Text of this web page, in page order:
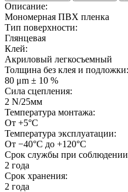
Описание:
Мономерная ПВХ пленка
Тип поверхности:
Глянцевая
Клей:
Акриловый легкосъемный
Толщина без клея и подложки:
80 μm ± 10 %
Сила сцепления:
2 N/25мм
Температура монтажа:
От +5°С
Температура эксплуатации:
От −40°С до +120°С
Срок службы при
2 года
Срок хранения:
2 года